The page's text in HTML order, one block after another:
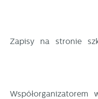
Zapisy na stronie
Współorganizatorem